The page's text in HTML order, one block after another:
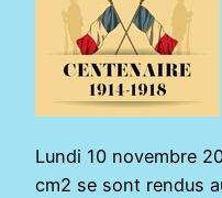
Lundi 10 novembre
cm2 se sont rendus